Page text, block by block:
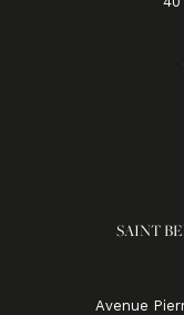
SAINT
Avenue